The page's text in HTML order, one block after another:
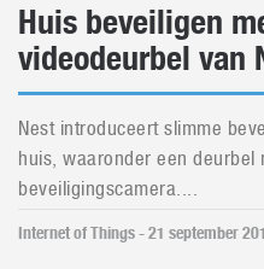
Huis beveiligen
videodeurbel van
Nest introduceert slimme
huis, waaronder een
beveiligingscamera....
Internet of Things - 21 september